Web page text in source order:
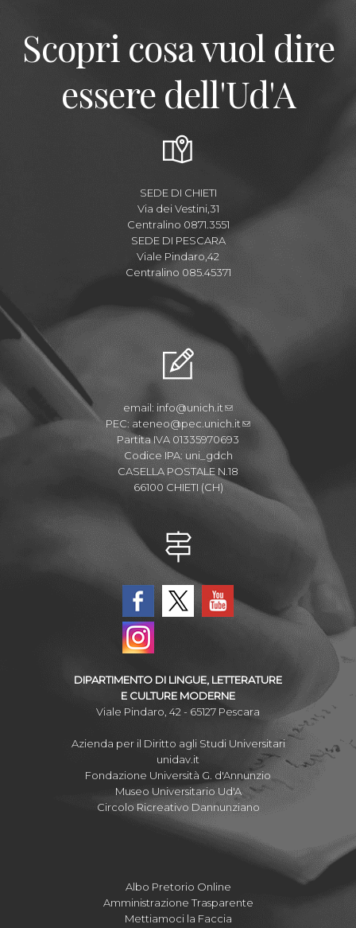
Scopri cosa vuol dire
essere dell'Ud'A
SEDE DI CHIETI
Via dei Vestini,31
Centralino 0871.3551
SEDE DI PESCARA
Viale Pindaro,42
Centralino 085.45371
email: info@unich.it
PEC: ateneo@pec.unich.it
Partita IVA 01335970693
Codice IPA: uni_gdch
CASELLA POSTALE N.18
66100 CHIETI (CH)
DIPARTIMENTO DI LINGUE, LETTERATURE
E CULTURE MODERNE
Viale Pindaro, 42 - 65127 Pescara
Azienda per il Diritto agli Studi Universitari
unidav.it
Fondazione Università G. d'Annunzio
Museo Universitario Ud'A
Circolo Ricreativo Dannunziano
Albo Pretorio Online
Amministrazione Trasparente
Mettiamoci la Faccia